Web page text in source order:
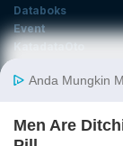
Databoks
Event
KatadataOto
Email